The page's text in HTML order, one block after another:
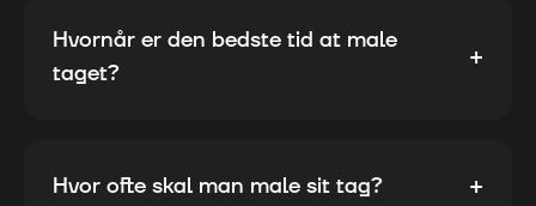
Hvornår er den bedste tid at male
taget?
+
Hvor ofte skal man male sit tag? +